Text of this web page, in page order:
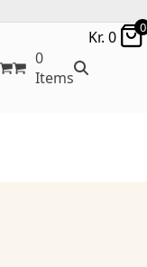
0
Items
Kr. 0 0